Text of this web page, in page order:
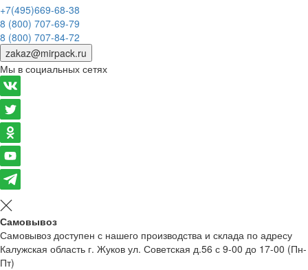
+7(495)669-68-38
8 (800) 707-69-79
8 (800) 707-84-72
zakaz@mirpack.ru
Мы в социальных сетях
Самовывоз
Самовывоз доступен с нашего производства и склада по адресу
Калужская область г. Жуков ул. Советская д.56 с 9-00 до 17-00 (Пн-
Пт)